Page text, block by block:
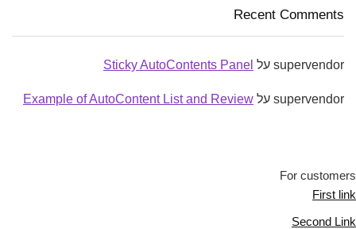
Recent Comments
supervendor על Sticky AutoContents Panel
supervendor על Example of AutoContent List and Review
For customers
First link
Second Link